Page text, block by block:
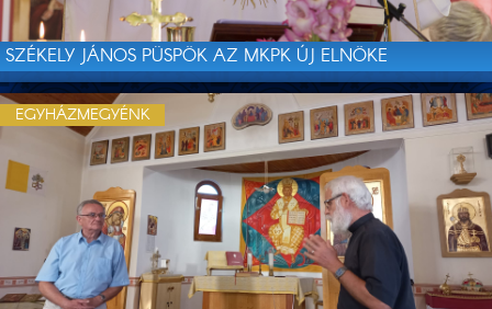
SZÉKELY JÁNOS PÜSPÖK AZ MKPK ÚJ ELNÖKE
EGYHÁZMEGYÉNK